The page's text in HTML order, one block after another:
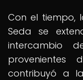
Con el tiempo,
Seda se
intercambio
contribuyó a